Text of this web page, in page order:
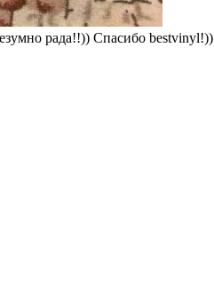
рада!!)) Спасибо bestvinyl!))